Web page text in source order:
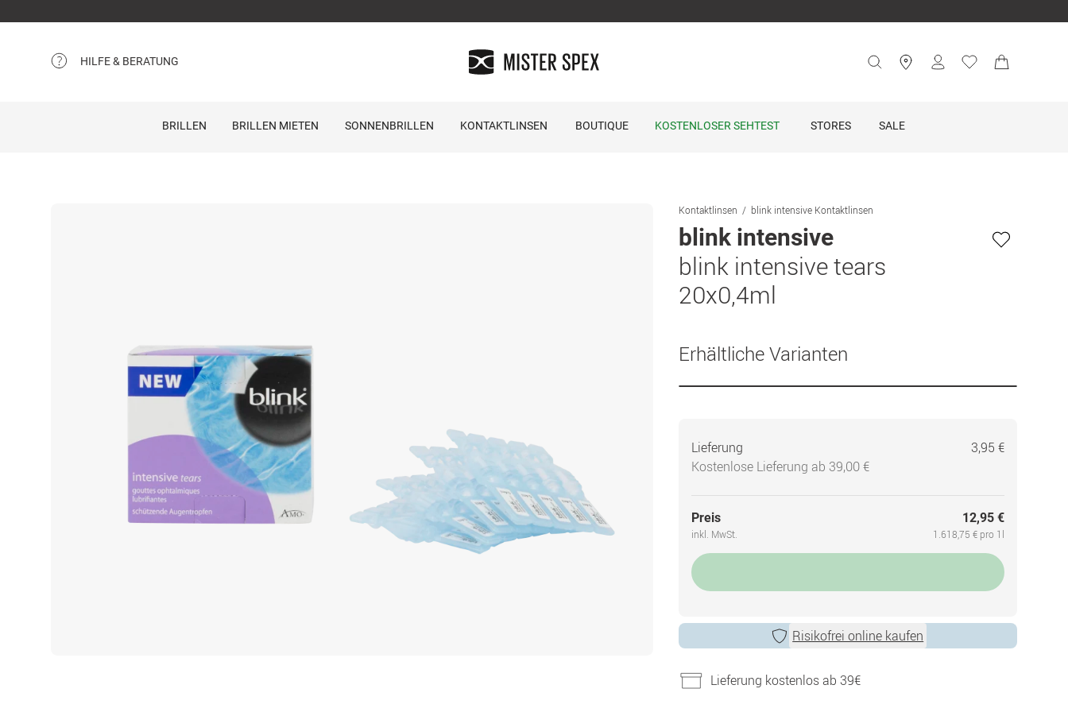
HILFE & BERATUNG
BRILLEN BRILLEN MIETEN SONNENBRILLEN KONTAKTLINSEN BOUTIQUE KOSTENLOSER SEHTEST STORES SALE
Kontaktlinsen blink intensive Kontaktlinsen
blink intensive
blink intensive tears
20x0,4ml
Erhältliche Varianten
Lieferung
3,95 €
Kostenlose Lieferung ab 39,00 €
Preis
inkl. MwSt.
12,95 €
1.618,75 € pro 1l
Risikofrei online kaufen
Lieferung kostenlos ab 39€